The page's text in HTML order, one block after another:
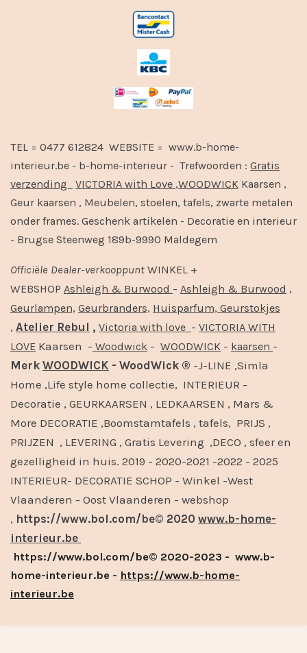
TEL = 0477 612824 WEBSITE = www.b-home-
interieur.be - b-home-interieur - Trefwoorden : Gratis
verzending
VICTORIA with Love ,WOODWICK Kaarsen ,
Geur kaarsen , Meubelen, stoelen, tafels, zwarte metalen
onder frames. Geschenk artikelen - Decoratie en interieur
- Brugse Steenweg 189b-9990 Maldegem
Officiële Dealer-verkooppunt WINKEL +
WEBSHOP Ashleigh & Burwood - Ashleigh & Burwood ,
Geurlampen, Geurbranders, Huisparfum, Geurstokjes
, Atelier Rebul , Victoria with love - VICTORIA WITH
LOVE Kaarsen - Woodwick - WOODWICK - kaarsen -
Merk WOODWICK - WoodWick ® -J-LINE ,Simla
Home ,Life style home collectie, INTERIEUR -
Decoratie , GEURKAARSEN , LEDKAARSEN , Mars &
More DECORATIE ,Boomstamtafels , tafels, PRIJS ,
PRIJZEN , LEVERING , Gratis Levering ,DECO , sfeer en
gezelligheid in huis. 2019 - 2020-2021 -2022 - 2025
INTERIEUR- DECORATIE SCHOP - Winkel -West
Vlaanderen - Oost Vlaanderen - webshop
, https://www.bol.com/be© 2020 www.b-home-
interieur.be
https://www.bol.com/be© 2020-2023 - www.b-
home-interieur.be - https://www.b-home-
interieur.be